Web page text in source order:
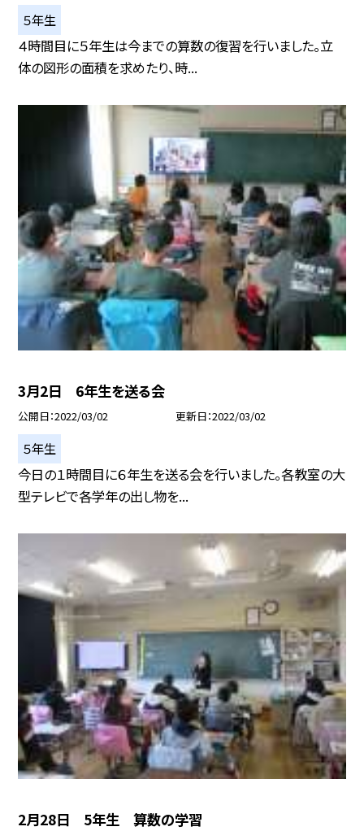
５年生
４時間目に５年生は今までの算数の復習を行いました。立
体の図形の面積を求めたり、時...
3月2日 6年生を送る会
公開日 2022/03/02 更新日 2022/03/02
５年生
今日の１時間目に６年生を送る会を行いました。各教室の大
型テレビで各学年の出し物を...
2月28日 5年生 算数の学習